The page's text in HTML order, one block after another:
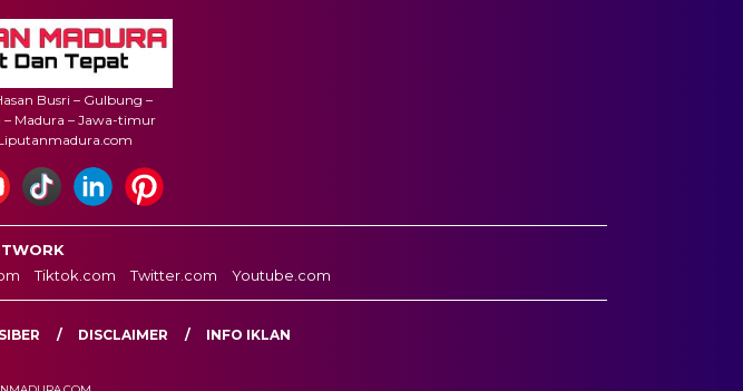
Busri – Gulbung –
Madura – Jawa-timur
Tiktok.com Twitter.com Youtube.com
DISCLAIMER INFO IKLAN